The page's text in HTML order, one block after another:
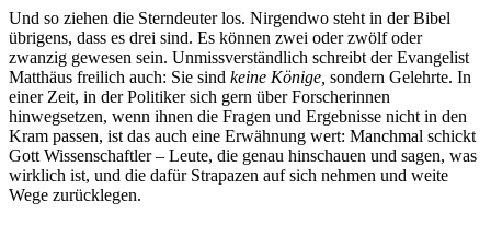
Und so ziehen die Sterndeuter los. Nirgendwo steht in der Bibel
übrigens, dass es drei sind. Es können zwei oder zwölf oder
zwanzig gewesen sein. Unmissverständlich schreibt der Evangelist
Matthäus freilich auch: Sie sind keine Könige, sondern Gelehrte. In
einer Zeit, in der Politiker sich gern über Forscherinnen
hinwegsetzen, wenn ihnen die Fragen und Ergebnisse nicht in den
Kram passen, ist das auch eine Erwähnung wert: Manchmal schickt
Gott Wissenschaftler – Leute, die genau hinschauen und sagen, was
wirklich ist, und die dafür Strapazen auf sich nehmen und weite
Wege zurücklegen.